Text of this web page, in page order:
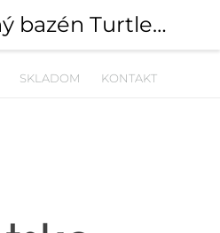
SKLADOM KONTAKT
Detský suchý bazén Turtle EXCLUSIVE Boucle s guličkami 200 ks (ø 90cm) soft PINK | Suché bazény s guličkami | detskestany.sk